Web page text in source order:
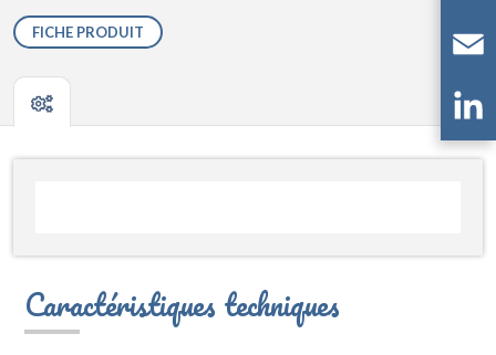
FICHE PRODUIT
Caractéristiques techniques